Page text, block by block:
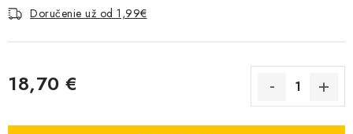
Doručenie už od 1,99€
18,70 €